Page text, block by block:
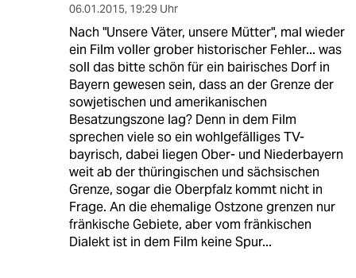
06.01.2015, 19:29 Uhr
Nach "Unsere Väter, unsere Mütter", mal wieder
ein Film voller grober historischer Fehler... was
soll das bitte schön für ein bairisches Dorf in
Bayern gewesen sein, dass an der Grenze der
sowjetischen und amerikanischen
Besatzungszone lag? Denn in dem Film
sprechen viele so ein wohlgefälliges TV-
bayrisch, dabei liegen Ober- und Niederbayern
weit ab der thüringischen und sächsischen
Grenze, sogar die Oberpfalz kommt nicht in
Frage. An die ehemalige Ostzone grenzen nur
fränkische Gebiete, aber vom fränkischen
Dialekt ist in dem Film keine Spur...